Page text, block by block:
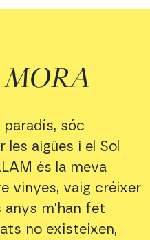
sóc
les aigües i el Sol
és la meva
vinyes, vaig créixer
anys m'han fet
no existeixen,